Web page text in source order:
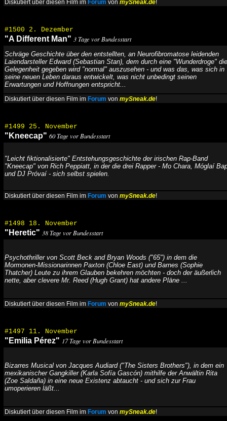
Diskutiert über diesen Film im Forum von mySneak.de!
#1500 2. Dezember
"A Different Man" 3 Tage vor Bundesstart
Schräge Geschichte über den entstellten, an Neurofibromatose leidenden
Laiendarsteller Edward (Sebastian Stan), dem durch eine "Wunderdroge" die
Gelegenheit gegeben wird "normal" auszusehen - und was das, was sich in
seine neuen Leben daraus entwickelt, was nicht unbedingt seinen
Erwartungen und Hoffnungen entspricht...
Diskutiert über diesen Film im Forum von mySneak.de!
#1499 25. November
"Kneecap" 60 Tage vor Bundesstart
"Leicht fiktionalisierte" Entstehungsgeschichte der irischen Rap-Band
"Kneecap" von Rich Peppiatt, in der die drei Rapper - Mo Chara, Móglaí
und DJ Próvaí - sich selbst spielen.
Diskutiert über diesen Film im Forum von mySneak.de!
#1498 18. November
"Heretic" 38 Tage vor Bundesstart
Psychothriller von Scott Beck and Bryan Woods ("65") in dem die
Mormonen-Missionarinnen Paxton (Chloe East) und Barnes (Sophie
Thatcher) Leute zu ihrem Glauben bekehren möchten - doch der äußerlich
nette, aber clevere Mr. Reed (Hugh Grant) hat andere Pläne ...
Diskutiert über diesen Film im Forum von mySneak.de!
#1497 11. November
"Emilia Pérez" 17 Tage vor Bundesstart
Bizarres Musical von Jacques Audiard ("The Sisters Brothers"), in dem ein
mexikanischer Gangkiller (Karla Sofía Gascón) mithilfe der Anwältin Rita
(Zoe Saldaña) in eine neue Existenz abtaucht - und sich zur Frau
umoperieren läßt...
Diskutiert über diesen Film im Forum von mySneak.de!